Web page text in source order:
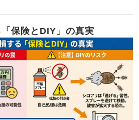
保険とDIY」の真実